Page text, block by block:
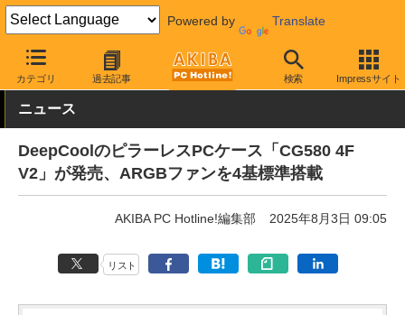
Powered by Translate
カテゴリ 過去記事 検索 Impressサイト
AKIBA PC Hotline! PCパーツ PCケース タワー型
ニュース
DeepCoolのピラーレスPCケース「CG580 4F
V2」が発売、ARGBファンを4基標準搭載
AKIBA PC Hotline!編集部 2025年8月3日 09:05
リスト